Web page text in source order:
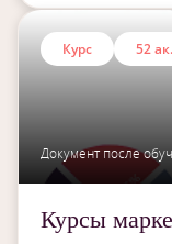
Курс 52
Документ после
Курсы